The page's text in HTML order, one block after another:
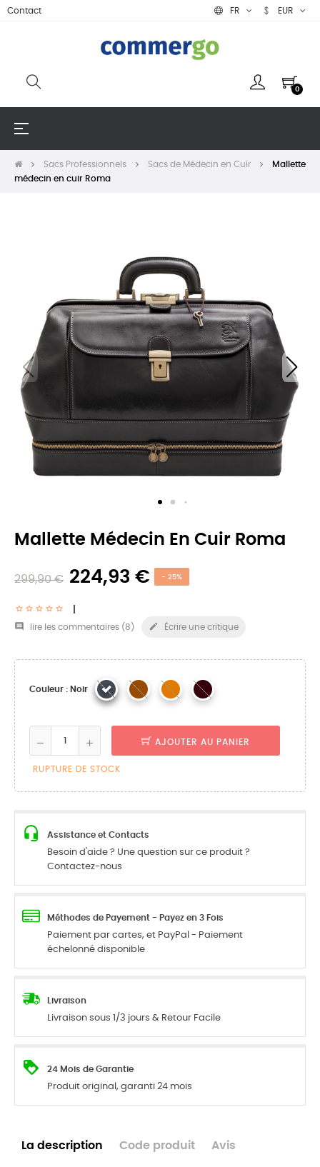
Contact FR EUR
0
Basculer
☰
Sacs Professionnels Sacs de Médecin en Cuir
Mallette
médecin en cuir Roma
Mallette Médecin En Cuir Roma
299,90 € 224,93 € - 25%
 lire les commentaires (8 )  Écrire une critique
Couleur : Noir
AJOUTER AU PANIER
RUPTURE DE STOCK
Assistance et Contacts
Besoin d'aide ? Une question sur ce produit ?
Contactez-nous
Méthodes de Payement - Payez en 3 Fois
Paiement par cartes, et PayPal - Paiement
échelonné disponible
Livraison
Livraison sous 1/3 jours & Retour Facile
24 Mois de Garantie
Produit original, garanti 24 mois
La description Code produit Avis